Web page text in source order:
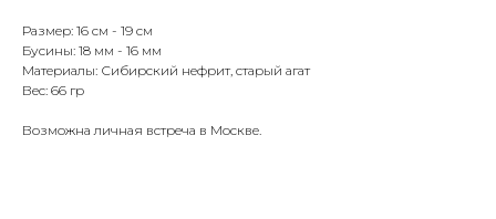
Размер: 16 см - 19 см
Бусины: 18 мм - 16 мм
Материалы: Сибирский нефрит, старый агат
Вес: 66 гр
Возможна личная встреча в Москве.